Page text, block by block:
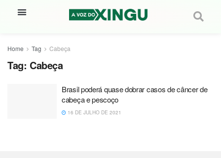
Home Tag Cabeça
Tag: Cabeça
Brasil poderá quase dobrar casos de câncer de
cabeça e pescoço
16 DE JULHO DE 2021